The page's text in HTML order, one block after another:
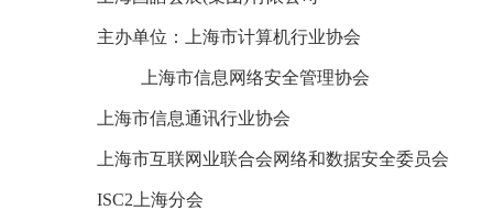
主办单位：上海市计算机行业协会
上海市信息网络安全管理协会
上海市信息通讯行业协会
上海市互联网业联合会网络和数据安全委员会
ISC2上海分会